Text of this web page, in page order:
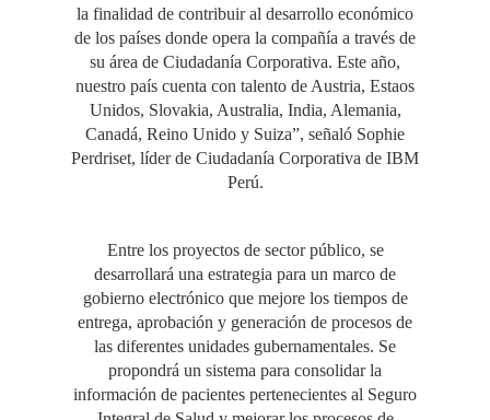
la finalidad de contribuir al desarrollo económico
de los países donde opera la compañía a través de
su área de Ciudadanía Corporativa. Este año,
nuestro país cuenta con talento de Austria, Estaos
Unidos, Slovakia, Australia, India, Alemania,
Canadá, Reino Unido y Suiza”, señaló Sophie
Perdriset, líder de Ciudadanía Corporativa de IBM
Perú.
Entre los proyectos de sector público, se
desarrollará una estrategia para un marco de
gobierno electrónico que mejore los tiempos de
entrega, aprobación y generación de procesos de
las diferentes unidades gubernamentales. Se
propondrá un sistema para consolidar la
información de pacientes pertenecientes al Seguro